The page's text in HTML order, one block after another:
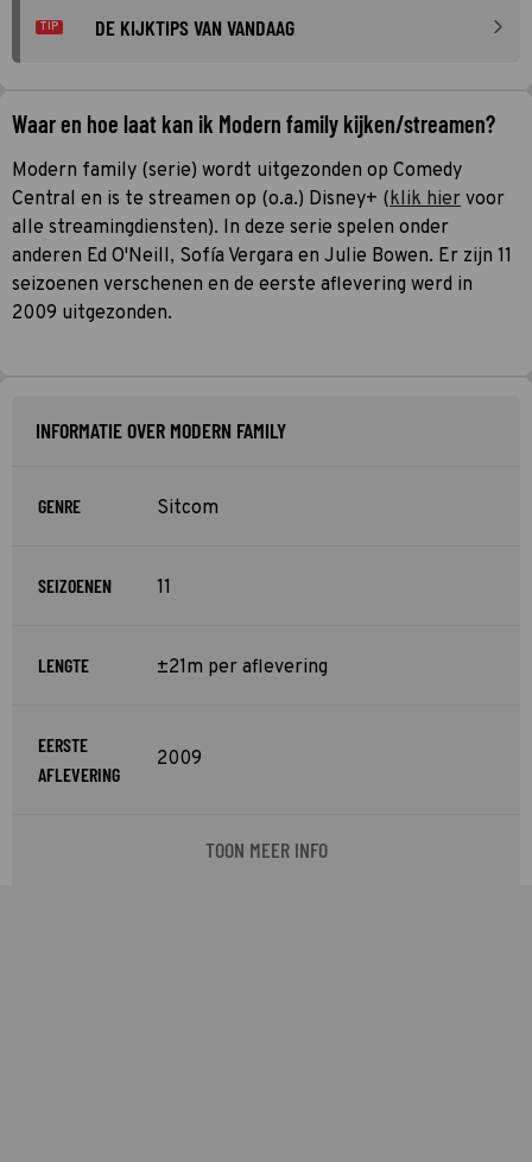
TIP DE KIJKTIPS VAN VANDAAG
Waar en hoe laat kan ik Modern family kijken/streamen?
Modern family (serie) wordt uitgezonden op Comedy
Central en is te streamen op (o.a.) Disney+ (klik hier voor
alle streamingdiensten). In deze serie spelen onder
anderen Ed O'Neill, Sofía Vergara en Julie Bowen. Er zijn 11
seizoenen verschenen en de eerste aflevering werd in
2009 uitgezonden.
INFORMATIE OVER MODERN FAMILY
GENRE Sitcom
SEIZOENEN 11
LENGTE ±21m per aflevering
EERSTE
AFLEVERING
2009
TOON MEER INFO